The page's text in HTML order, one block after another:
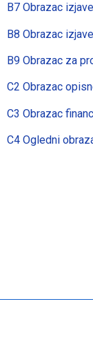
B7 Obrazac
B8 Obrazac
B9 Obrazac za
C2 Obrazac
C3 Obrazac
C4 Ogledni